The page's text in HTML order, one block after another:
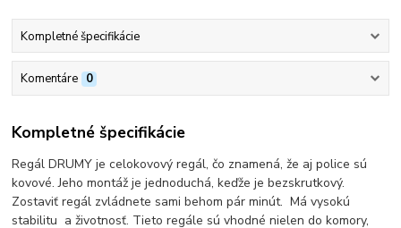
Kompletné špecifikácie
Komentáre 0
Kompletné špecifikácie
Regál DRUMY je celokovový regál, čo znamená, že aj police sú
kovové. Jeho montáž je jednoduchá, keďže je bezskrutkový.
Zostaviť regál zvládnete sami behom pár minút. Má vysokú
stabilitu a životnosť. Tieto regále sú vhodné nielen do komory,